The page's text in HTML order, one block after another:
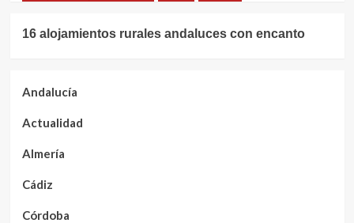
16 alojamientos rurales andaluces con encanto
Andalucía
Actualidad
Almería
Cádiz
Córdoba